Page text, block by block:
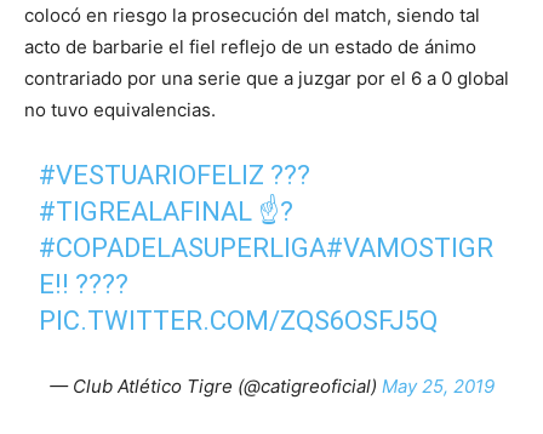
colocó en riesgo la prosecución del match, siendo tal
acto de barbarie el fiel reflejo de un estado de ánimo
contrariado por una serie que a juzgar por el 6 a 0 global
no tuvo equivalencias.
#VESTUARIOFELIZ ???
#TIGREALAFINAL ☝️?
#COPADELASUPERLIGA#VAMOSTIGR
E!! ????
PIC.TWITTER.COM/ZQS6OSFJ5Q
— Club Atlético Tigre (@catigreoficial) May 25, 2019